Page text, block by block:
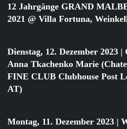
12 Jahrgänge GRAND
2021 @ Villa Fortuna,
Dienstag, 12. Dezember 2023 |
Anna Tkachenko Marie
FINE CLUB Clubhouse Post
AT)
Montag, 11. Dezember 2023 |